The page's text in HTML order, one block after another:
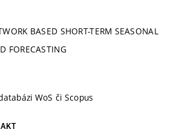
BASED SHORT-TERM SEASONAL
FORECASTING
WoS či Scopus